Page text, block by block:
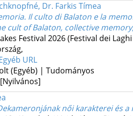
Dr. Farkis Tímea
Il culto di Balaton e la
cult of Balaton, collective
Festival 2026 (Festival dei
,
URL
(Egyéb) | Tudományos
[Nyilvános]
női karakterei és